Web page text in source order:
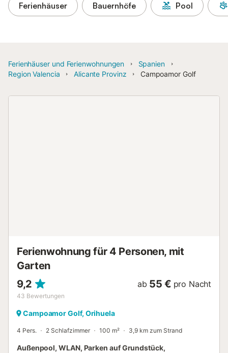
Ferienhäuser Bauernhöfe Pool
Ferienhäuser und Ferienwohnungen
Spanien
Region Valencia
Alicante Provinz Campoamor Golf
Ferienwohnung für 4 Personen, mit
Garten
9,2
43 Bewertungen
ab 55 € pro Nacht
Campoamor Golf, Orihuela
4 Pers. 2 Schlafzimmer 100 m² 3,9 km zum Strand
Außenpool, WLAN, Parken auf Grundstück,